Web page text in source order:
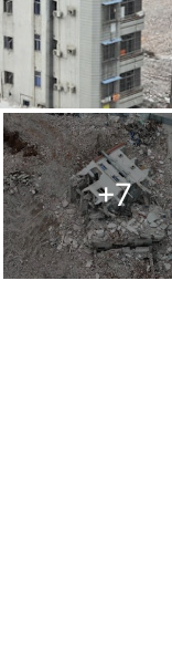
+7
他們的物業在未